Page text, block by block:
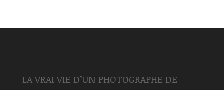
LA VRAI VIE D’UN PHOTOGRAPHE DE